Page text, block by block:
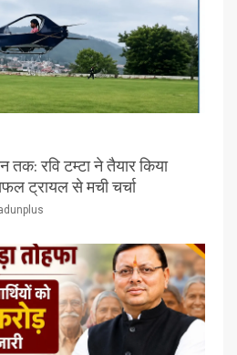
रवि टम्टा ने तैयार किया
ट्रायल से मची चर्चा